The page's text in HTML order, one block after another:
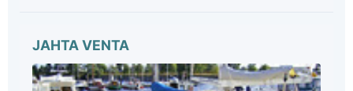
JAHTA VENTA